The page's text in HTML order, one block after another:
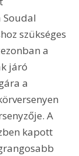
Soudal
szükséges
a
járó
a
A
kapott